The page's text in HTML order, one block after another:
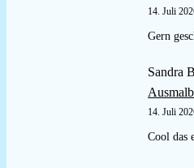
14. Juli
Gern
Sandra
14. Juli
Cool das